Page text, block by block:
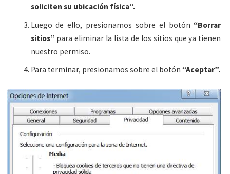
soliciten su ubicación física”.
Luego de ello, presionamos sobre el botón “Borrar
sitios” para eliminar la lista de los sitios que ya tienen
nuestro permiso.
Para terminar, presionamos sobre el botón “Aceptar”.